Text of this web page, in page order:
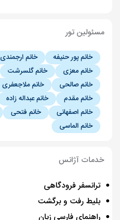
مسئولین تور
خانم پور حنیفه خانم ارجمندی
خانم معزی
خانم گلسرشت
خانم صالحی
خانم ملاجعفری
خانم مقدم
خانم عبداله زاده
خانم اصفهانی
خانم فتحی
خانم الماسی
خدمات آژانس
ترانسفر فرودگاهی
بلیط رفت و برگشت
راهنمای فارسی زبان